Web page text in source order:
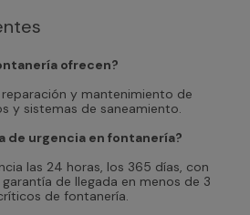
ofrecen?
y mantenimiento de
y sistemas de saneamiento.
de urgencia en fontanería?
las 24 horas, los 365 días, con
de llegada en menos de 3
de fontanería.